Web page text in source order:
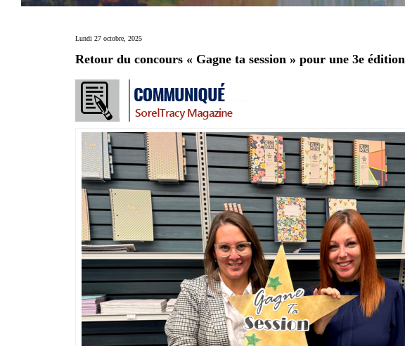
Lundi 27 octobre, 2025
Retour du concours « Gagne ta session » pour une 3e édition